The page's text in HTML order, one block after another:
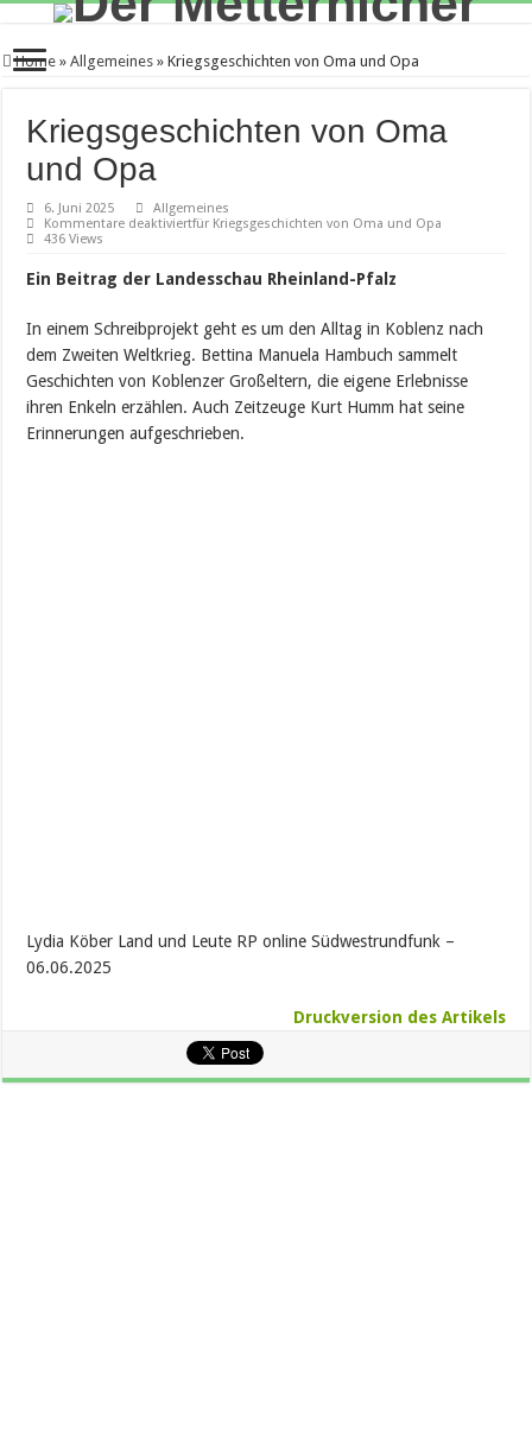
Home » Allgemeines » Kriegsgeschichten von Oma und Opa
Kriegsgeschichten von Oma
und Opa
6. Juni 2025
Allgemeines
Kommentare deaktiviertfür Kriegsgeschichten von Oma und Opa
436 Views
Ein Beitrag der Landesschau Rheinland-Pfalz
In einem Schreibprojekt geht es um den Alltag in Koblenz nach
dem Zweiten Weltkrieg. Bettina Manuela Hambuch sammelt
Geschichten von Koblenzer Großeltern, die eigene Erlebnisse
ihren Enkeln erzählen. Auch Zeitzeuge Kurt Humm hat seine
Erinnerungen aufgeschrieben.
Lydia Köber Land und Leute RP online Südwestrundfunk –
06.06.2025
Druckversion des Artikels